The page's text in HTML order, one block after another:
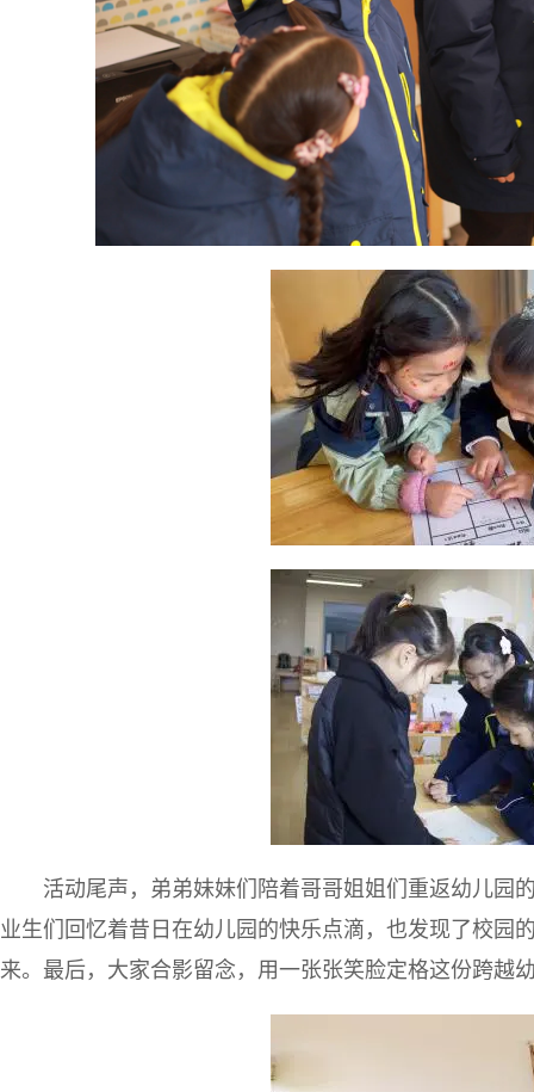
活动尾声，弟弟妹妹们陪着哥哥姐姐们重返幼儿园
业生们回忆着昔日在幼儿园的快乐点滴，也发现了校园
来。最后，大家合影留念，用一张张笑脸定格这份跨越